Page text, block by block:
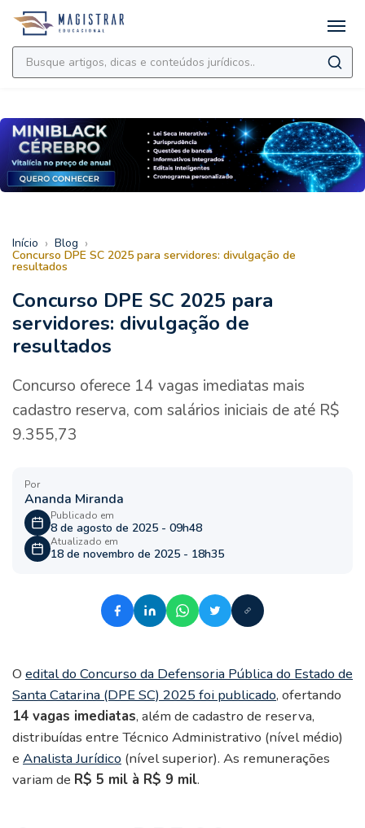
Início › Blog ›
Concurso DPE SC 2025 para servidores: divulgação de
resultados
Concurso DPE SC 2025 para
servidores: divulgação de
resultados
Concurso oferece 14 vagas imediatas mais
cadastro reserva, com salários iniciais de até R$
9.355,73
Por
Ananda Miranda
Publicado em
8 de agosto de 2025 - 09h48
Atualizado em
18 de novembro de 2025 - 18h35
O edital do Concurso da Defensoria Pública do Estado de
Santa Catarina (DPE SC) 2025 foi publicado, ofertando
14 vagas imediatas, além de cadastro de reserva,
distribuídas entre Técnico Administrativo (nível médio)
e Analista Jurídico (nível superior). As remunerações
variam de R$ 5 mil à R$ 9 mil.